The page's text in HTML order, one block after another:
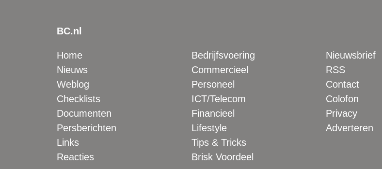
BC.nl
Home
Nieuws
Weblog
Checklists
Documenten
Persberichten
Links
Reacties
Bedrijfsvoering
Commercieel
Personeel
ICT/Telecom
Financieel
Lifestyle
Tips & Tricks
Brisk Voordeel
Nieuwsbrief
RSS
Contact
Colofon
Privacy
Adverteren